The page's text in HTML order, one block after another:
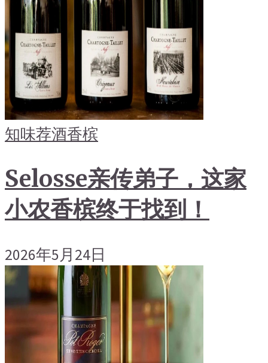
知味荐酒香槟
Selosse亲传弟子，这家
小农香槟终于找到！
2026年5月24日